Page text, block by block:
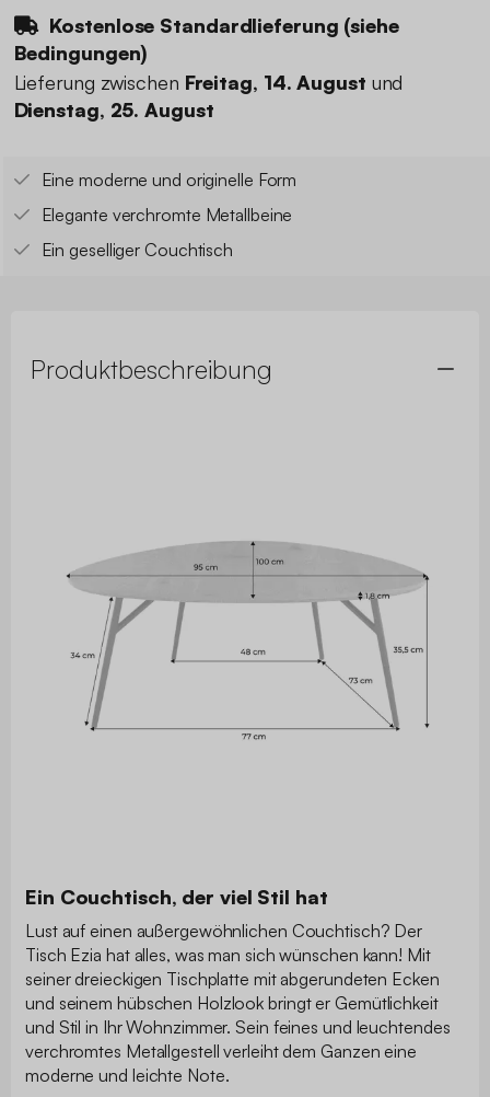
Kostenlose Standardlieferung (siehe
Bedingungen)
Lieferung zwischen Freitag, 14. August und
Dienstag, 25. August
Eine moderne und originelle Form
Elegante verchromte Metallbeine
Ein geselliger Couchtisch
Produktbeschreibung
Ein Couchtisch, der viel Stil hat
Lust auf einen außergewöhnlichen Couchtisch? Der
Tisch Ezia hat alles, was man sich wünschen kann! Mit
seiner dreieckigen Tischplatte mit abgerundeten Ecken
und seinem hübschen Holzlook bringt er Gemütlichkeit
und Stil in Ihr Wohnzimmer. Sein feines und leuchtendes
verchromtes Metallgestell verleiht dem Ganzen eine
moderne und leichte Note.